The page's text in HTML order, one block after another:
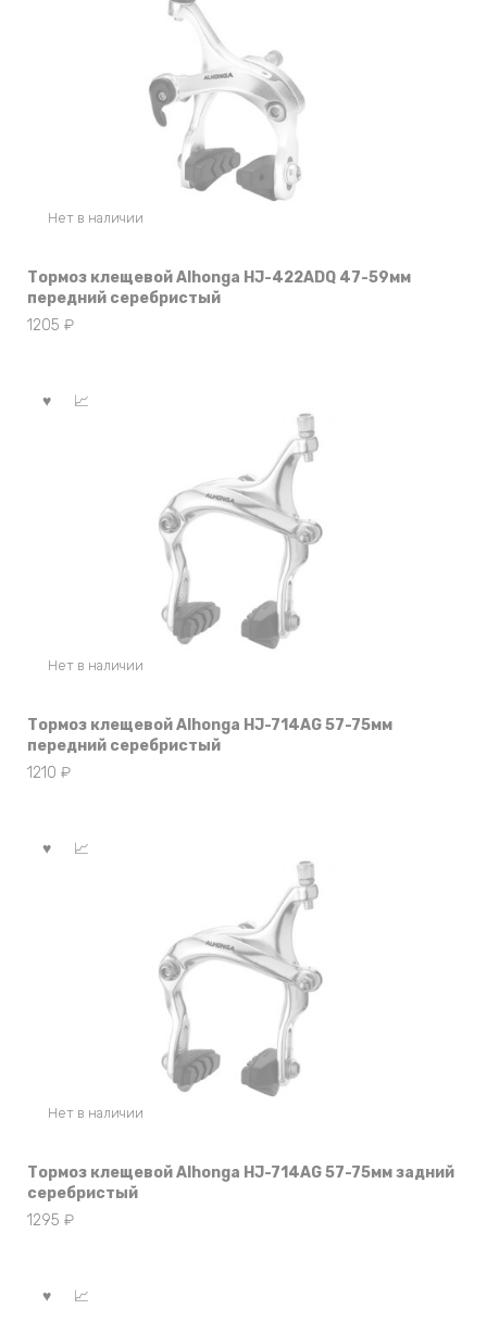
Нет в наличии
Тормоз клещевой Alhonga HJ-422ADQ 47-59мм
передний серебристый
1205 ₽
Нет в наличии
Тормоз клещевой Alhonga HJ-714AG 57-75мм
передний серебристый
1210 ₽
Нет в наличии
Тормоз клещевой Alhonga HJ-714AG 57-75мм задний
серебристый
1295 ₽